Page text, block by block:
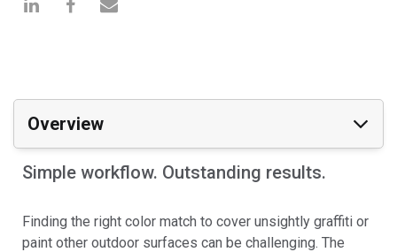
Overview
Simple workflow. Outstanding results.
Finding the right color match to cover unsightly graffiti or
paint other outdoor surfaces can be challenging. The